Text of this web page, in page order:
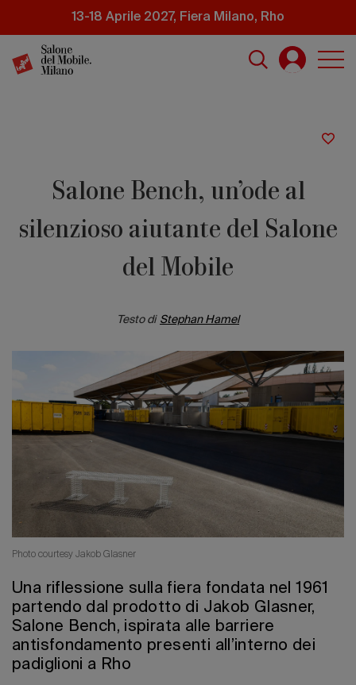
principale
13-18 Aprile 2027, Fiera Milano, Rho
Edizione
Salone Bench, un’ode al
silenzioso aiutante del Salone
del Mobile
Testo di Stephan Hamel
Photo courtesy Jakob Glasner
Una riflessione sulla fiera fondata nel 1961
partendo dal prodotto di Jakob Glasner,
Salone Bench, ispirata alle barriere
antisfondamento presenti all’interno dei
padiglioni a Rho